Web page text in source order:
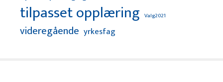
tilpasset opplæring Valg2021
videregående yrkesfag